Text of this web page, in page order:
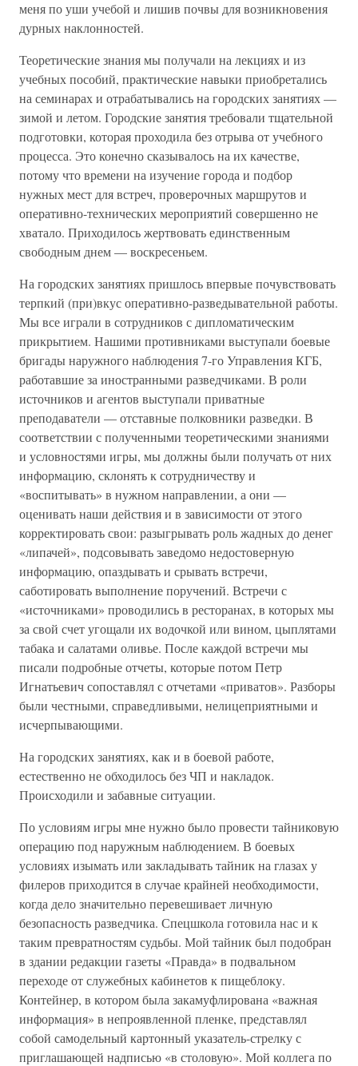
меня по уши учебой и лишив почвы для возникновения
дурных наклонностей.
Теоретические знания мы получали на лекциях и из
учебных пособий, практические навыки приобретались
на семинарах и отрабатывались на городских занятиях —
зимой и летом. Городские занятия требовали тщательной
подготовки, которая проходила без отрыва от учебного
процесса. Это конечно сказывалось на их качестве,
потому что времени на изучение города и подбор
нужных мест для встреч, проверочных маршрутов и
оперативно-технических мероприятий совершенно не
хватало. Приходилось жертвовать единственным
свободным днем — воскресеньем.
На городских занятиях пришлось впервые почувствовать
терпкий (при)вкус оперативно-разведывательной работы.
Мы все играли в сотрудников с дипломатическим
прикрытием. Нашими противниками выступали боевые
бригады наружного наблюдения 7-го Управления КГБ,
работавшие за иностранными разведчиками. В роли
источников и агентов выступали приватные
преподаватели — отставные полковники разведки. В
соответствии с полученными теоретическими знаниями
и условностями игры, мы должны были получать от них
информацию, склонять к сотрудничеству и
«воспитывать» в нужном направлении, а они —
оценивать наши действия и в зависимости от этого
корректировать свои: разыгрывать роль жадных до денег
«липачей», подсовывать заведомо недостоверную
информацию, опаздывать и срывать встречи,
саботировать выполнение поручений. Встречи с
«источниками» проводились в ресторанах, в которых мы
за свой счет угощали их водочкой или вином, цыплятами
табака и салатами оливье. После каждой встречи мы
писали подробные отчеты, которые потом Петр
Игнатьевич сопоставлял с отчетами «приватов». Разборы
были честными, справедливыми, нелицеприятными и
исчерпывающими.
На городских занятиях, как и в боевой работе,
естественно не обходилось без ЧП и накладок.
Происходили и забавные ситуации.
По условиям игры мне нужно было провести тайниковую
операцию под наружным наблюдением. В боевых
условиях изымать или закладывать тайник на глазах у
филеров приходится в случае крайней необходимости,
когда дело значительно перевешивает личную
безопасность разведчика. Спецшкола готовила нас и к
таким превратностям судьбы. Мой тайник был подобран
в здании редакции газеты «Правда» в подвальном
переходе от служебных кабинетов к пищеблоку.
Контейнер, в котором была закамуфлирована «важная
информация» в непроявленной пленке, представлял
собой самодельный картонный указатель-стрелку с
приглашающей надписью «в столовую». Мой коллега по